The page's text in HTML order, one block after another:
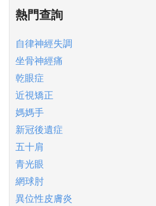
熱門查詢
自律神經失調
坐骨神經痛
乾眼症
近視矯正
媽媽手
新冠後遺症
五十肩
青光眼
網球肘
異位性皮膚炎